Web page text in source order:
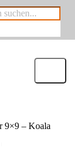
9×9 – Koala